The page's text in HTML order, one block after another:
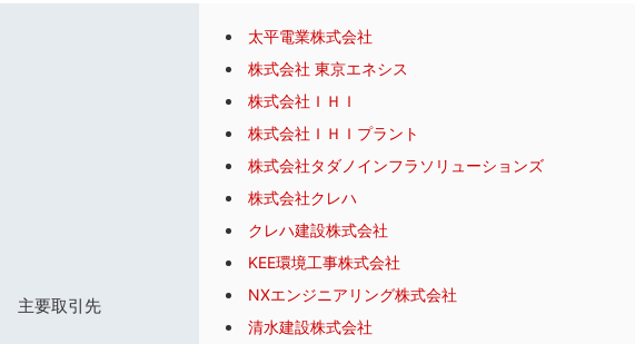
主要取引先
太平電業株式会社
株式会社 東京エネシス
株式会社ＩＨＩ
株式会社ＩＨＩプラント
株式会社タダノインフラソリューションズ
株式会社クレハ
クレハ建設株式会社
KEE環境工事株式会社
NXエンジニアリング株式会社
清水建設株式会社